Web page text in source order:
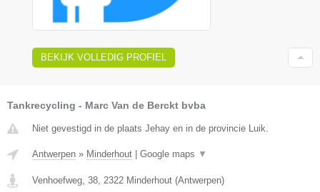
BEKIJK VOLLEDIG PROFIEL
Tankrecycling - Marc Van de Berckt bvba
Niet gevestigd in de plaats Jehay en in de provincie Luik.
Antwerpen » Minderhout | Google maps ▼
Venhoefweg, 38 2322 Minderhout (Antwerpen)